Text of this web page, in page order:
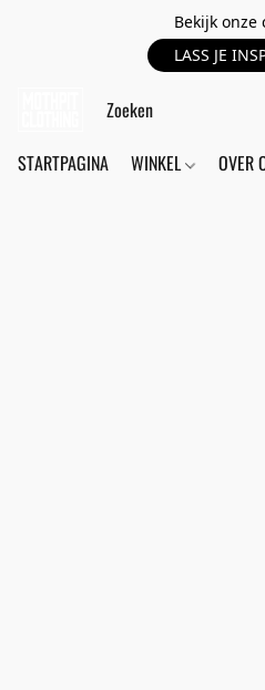
Bekijk onze
LASS JE
STARTPAGINA WINKEL OVER